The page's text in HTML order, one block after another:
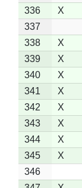
336
X
337
338
X
339
X
340
X
341
X
342
X
343
X
344
X
345
X
346